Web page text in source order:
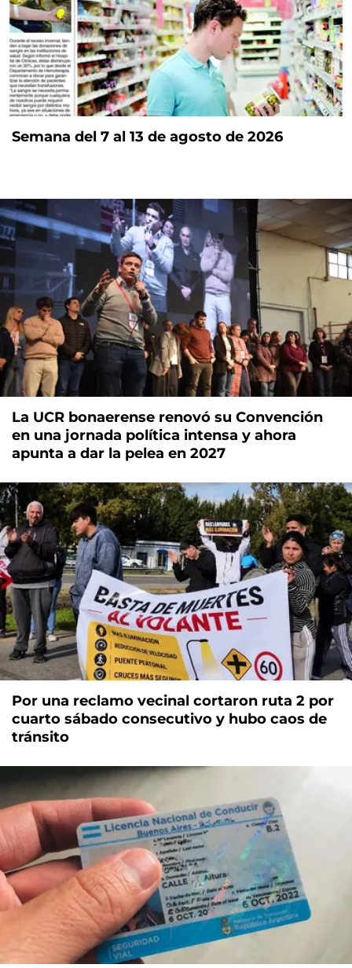
Semana del 7 al 13 de agosto de 2026
La UCR bonaerense renovó su Convención
en una jornada política intensa y ahora
apunta a dar la pelea en 2027
Por una reclamo vecinal cortaron ruta 2 por
cuarto sábado consecutivo y hubo caos de
tránsito